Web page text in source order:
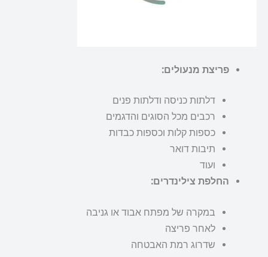
פריצת מנעולים:
דלתות כניסה ודלתות פנים
רכבים מכל הסוגים והדגמים
כספות קלות וכספות כבדות
תיבות דואר
ועוד
החלפת צילינדרים:
במקרה של מפתח אבוד או גניבה
לאחר פריצה
שדרוג רמת האבטחה